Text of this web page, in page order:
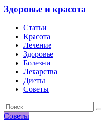
Здоровье и красота
Статьи
Красота
Лечение
Здоровье
Болезни
Лекарства
Диеты
Советы
Советы